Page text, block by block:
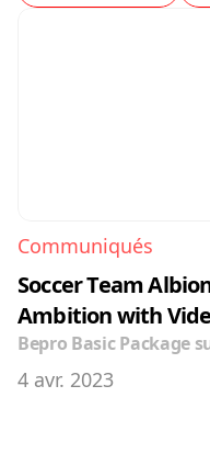
Communiqués
Soccer Team
Ambition with
Bepro Basic Package
4 avr. 2023